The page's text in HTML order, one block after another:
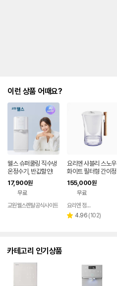
이런 상품 어때요?
웰스 슈퍼쿨링 직수냉
온정수기, 반값할인!
17,900원
무료
교원웰스렌탈공식사이트
요리엔 샤블리 스노우
화이트 필터형 간이정
수기 ( 필터 1개 포함)
155,000원
무료
페이
요리엔 정수기 공식몰
별 4.96 리
(102)
카테고리 인기상품